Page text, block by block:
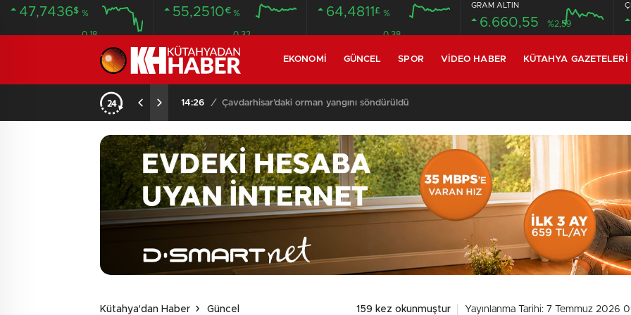
47,7436$ %
0.18
55,2510€ %
0.32
64,4811 £ %
0.38
GRAM ALTIN
6.660,55 %2,59
EKONOMI GÜNCEL SPOR VIDEO HABER KÜTAHYA GAZETELERI
14:26 / Çavdarhisar’daki orman yangını söndürüldü
Kütahya'dan Haber Güncel 159 kez okunmuştur Yayınlanma Tarihi: 7 Temmuz 2026